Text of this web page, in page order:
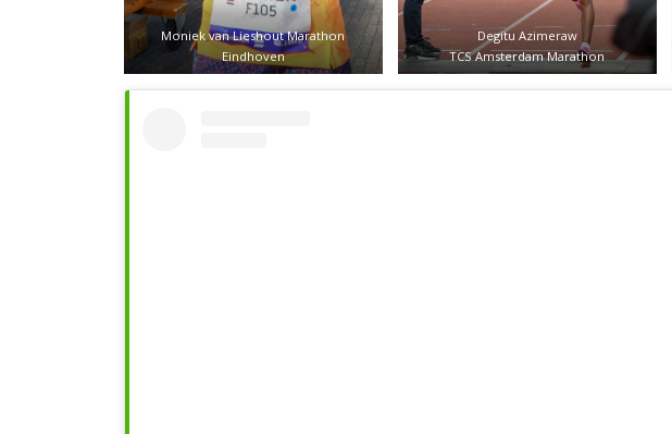
Moniek van Lieshout Marathon
Eindhoven
Degitu Azimeraw
TCS Amsterdam Marathon